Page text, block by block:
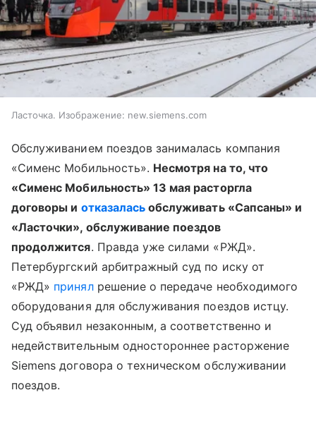
Ласточка. Изображение: new.siemens.com
Обслуживанием поездов занималась компания
«Сименс Мобильность». Несмотря на то, что
«Сименс Мобильность» 13 мая расторгла
договоры и отказалась обслуживать «Сапсаны» и
«Ласточки», обслуживание поездов
продолжится. Правда уже силами «РЖД».
Петербургский арбитражный суд по иску от
«РЖД» принялрешение о передаче необходимого
оборудования для обслуживания поездов истцу.
Суд объявил незаконным, а соответственно и
недействительным одностороннее расторжение
Siemens договора о техническом обслуживании
поездов.